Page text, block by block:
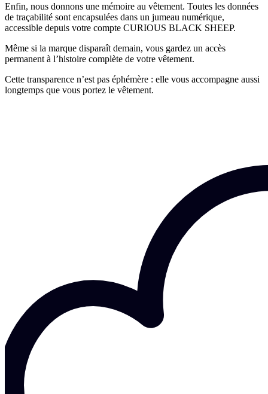
Enfin, nous donnons une mémoire au vêtement. Toutes les données
de traçabilité sont encapsulées dans un jumeau numérique,
accessible depuis votre compte CURIOUS BLACK SHEEP.
Même si la marque disparaît demain, vous gardez un accès
permanent à l’histoire complète de votre vêtement.
Cette transparence n’est pas éphémère : elle vous accompagne aussi
longtemps que vous portez le vêtement.